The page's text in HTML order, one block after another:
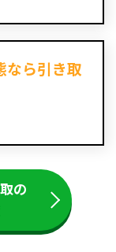
なら引き取
の